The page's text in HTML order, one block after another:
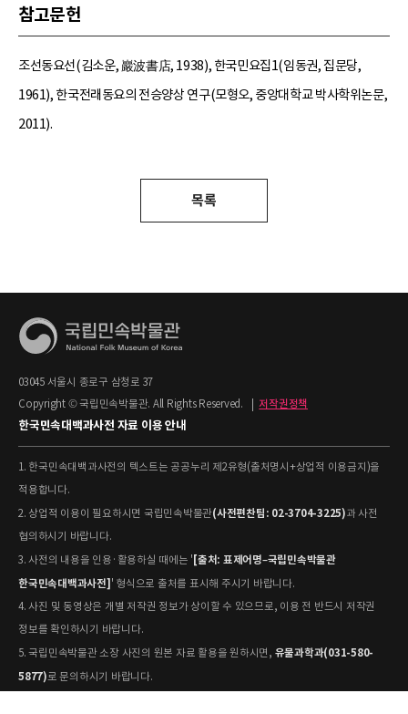
참고문헌
조선동요선(김소운, 巖波書店, 1938), 한국민요집1(임동권, 집문당,
1961), 한국전래동요의 전승양상 연구(모형오, 중앙대학교 박사학위논문,
2011).
목록
03045 서울시 종로구 삼청로 37
Copyright © 국립민속박물관. All Rights Reserved.
저작권정책
한국민속대백과사전 자료 이용 안내
1. 한국민속대백과사전의 텍스트는 공공누리 제2유형(출처명시+상업적 이용금지)을
적용합니다.
2. 상업적 이용이 필요하시면 국립민속박물관(사전편찬팀: 02-3704-3225)과 사전
협의하시기 바랍니다.
3. 사전의 내용을 인용·활용하실 때에는 ' [출처: 표제어명–국립민속박물관
한국민속대백과사전] ' 형식으로 출처를 표시해 주시기 바랍니다.
4. 사진 및 동영상은 개별 저작권 정보가 상이할 수 있으므로, 이용 전 반드시 저작권
정보를 확인하시기 바랍니다.
5. 국립민속박물관 소장 사진의 원본 자료 활용을 원하시면, 유물과학과(031-580-
5877)로 문의하시기 바랍니다.